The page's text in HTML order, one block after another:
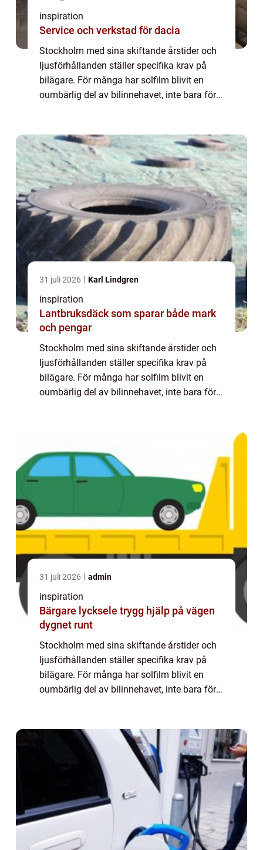
inspiration
Service och verkstad för dacia
Stockholm med sina skiftande årstider och
ljusförhållanden ställer specifika krav på
bilägare. För många har solfilm blivit en
oumbärlig del av bilinnehavet, inte bara för
31 juli 2026 Karl Lindgren
inspiration
Lantbruksdäck som sparar både mark
och pengar
Stockholm med sina skiftande årstider och
ljusförhållanden ställer specifika krav på
bilägare. För många har solfilm blivit en
oumbärlig del av bilinnehavet, inte bara för
31 juli 2026 admin
inspiration
Bärgare lycksele trygg hjälp på vägen
dygnet runt
Stockholm med sina skiftande årstider och
ljusförhållanden ställer specifika krav på
bilägare. För många har solfilm blivit en
oumbärlig del av bilinnehavet, inte bara för